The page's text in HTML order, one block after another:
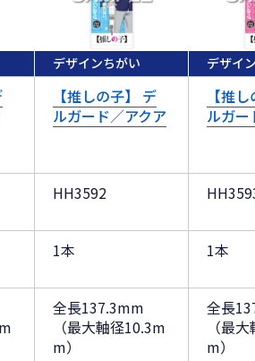
デザインちがい
【推しの子】 デ
ルガード／アクア
HH3592
1本
全長137.3mm
（最大軸径10.3m
m）
デザイ
【推
ルガー
1本
全長
（最
m）